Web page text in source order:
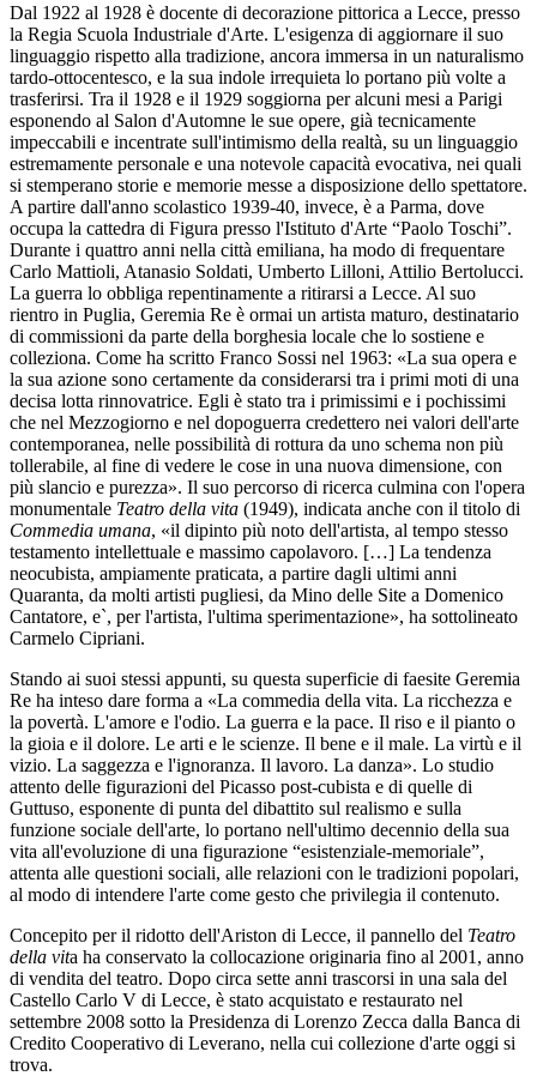
Dal 1922 al 1928 è docente di decorazione pittorica a Lecce, presso
la Regia Scuola Industriale d'Arte. L'esigenza di aggiornare il suo
linguaggio rispetto alla tradizione, ancora immersa in un naturalismo
tardo-ottocentesco, e la sua indole irrequieta lo portano più volte a
trasferirsi. Tra il 1928 e il 1929 soggiorna per alcuni mesi a Parigi
esponendo al Salon d'Automne le sue opere, già tecnicamente
impeccabili e incentrate sull'intimismo della realtà, su un linguaggio
estremamente personale e una notevole capacità evocativa, nei quali
si stemperano storie e memorie messe a disposizione dello spettatore.
A partire dall'anno scolastico 1939-40, invece, è a Parma, dove
occupa la cattedra di Figura presso l'Istituto d'Arte “Paolo Toschi”.
Durante i quattro anni nella città emiliana, ha modo di frequentare
Carlo Mattioli, Atanasio Soldati, Umberto Lilloni, Attilio Bertolucci.
La guerra lo obbliga repentinamente a ritirarsi a Lecce. Al suo
rientro in Puglia, Geremia Re è ormai un artista maturo, destinatario
di commissioni da parte della borghesia locale che lo sostiene e
colleziona. Come ha scritto Franco Sossi nel 1963: «La sua opera e
la sua azione sono certamente da considerarsi tra i primi moti di una
decisa lotta rinnovatrice. Egli è stato tra i primissimi e i pochissimi
che nel Mezzogiorno e nel dopoguerra credettero nei valori dell'arte
contemporanea, nelle possibilità di rottura da uno schema non più
tollerabile, al fine di vedere le cose in una nuova dimensione, con
più slancio e purezza». Il suo percorso di ricerca culmina con l'opera
monumentale Teatro della vita (1949), indicata anche con il titolo di
Commedia umana, «il dipinto più noto dell'artista, al tempo stesso
testamento intellettuale e massimo capolavoro. […] La tendenza
neocubista, ampiamente praticata, a partire dagli ultimi anni
Quaranta, da molti artisti pugliesi, da Mino delle Site a Domenico
Cantatore, e`, per l'artista, l'ultima sperimentazione», ha sottolineato
Carmelo Cipriani.
Stando ai suoi stessi appunti, su questa superficie di faesite Geremia
Re ha inteso dare forma a «La commedia della vita. La ricchezza e
la povertà. L'amore e l'odio. La guerra e la pace. Il riso e il pianto o
la gioia e il dolore. Le arti e le scienze. Il bene e il male. La virtù e il
vizio. La saggezza e l'ignoranza. Il lavoro. La danza». Lo studio
attento delle figurazioni del Picasso post-cubista e di quelle di
Guttuso, esponente di punta del dibattito sul realismo e sulla
funzione sociale dell'arte,­ lo portano nell'ultimo decennio della sua
vita all'evoluzione di una figurazione “esistenziale-memoriale”,
attenta alle questioni sociali, alle relazioni con le tradizioni popolari,
al modo di intendere l'arte come gesto che privilegia il contenuto.
Concepito per il ridotto dell'Ariston di Lecce, il pannello del Teatro
della vita ha conservato la collocazione originaria fino al 2001, anno
di vendita del teatro. Dopo circa sette anni trascorsi in una sala del
Castello Carlo V di Lecce, è stato acquistato e restaurato nel
settembre 2008 sotto la Presidenza di Lorenzo Zecca dalla Banca di
Credito Cooperativo di Leverano, nella cui collezione d'arte oggi si
trova.